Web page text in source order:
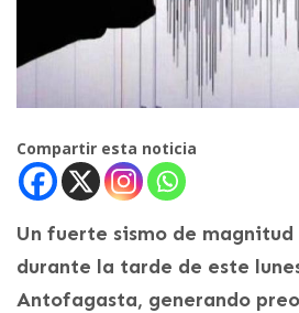
Compartir esta noticia
Un fuerte sismo de magnitud
durante la tarde de este
Antofagasta, generando